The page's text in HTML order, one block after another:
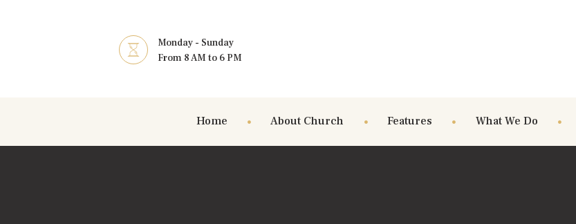
Monday - Sunday
From 8 AM to 6 PM
Home About Church Features What We Do